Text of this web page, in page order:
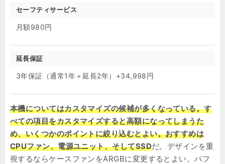
セーフティサービス
月額980円
延長保証
3年保証（通常1年＋延長2年）+34,998円
本機についてはカスタマイズの候補が多くなっている。す
べての項目をカスタマイズすると高額になってしまうた
め、いくつかのポイントに絞り込むとよい。おすすめは
CPUファン、電源ユニット、そしてSSDだ。デザインを重
視するならケースファンをARGBに変更するとよい。パフ